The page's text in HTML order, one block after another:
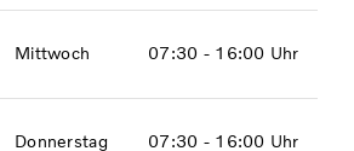
Mittwoch 07:30 - 16:00 Uhr
Donnerstag 07:30 - 16:00 Uhr